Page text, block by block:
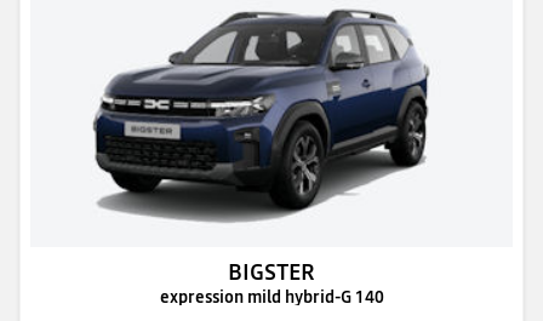
BIGSTER
expression mild hybrid-G 140